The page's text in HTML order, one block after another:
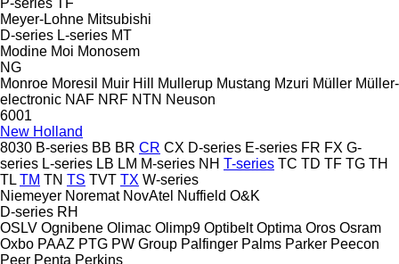
Meyer-Lohne Mitsubishi
D-series L-series MT
Modine Moi Monosem
NG
Monroe Moresil Muir Hill Mullerup Mustang Mzuri Müller Müller-
electronic NAF NRF NTN Neuson
6001
New Holland
8030 B-series BB BR CR CX D-series E-series FR FX G-
series L-series LB LM M-series NH T-series TC TD TF TG TH
TL TM TN TS TVT TX W-series
Niemeyer Noremat NovAtel Nuffield O&K
D-series RH
OSLV Ognibene Olimac Olimp9 Optibelt Optima Oros Osram
Oxbo PAAZ PTG PW Group Palfinger Palms Parker Peecon
Peer Penta Perkins